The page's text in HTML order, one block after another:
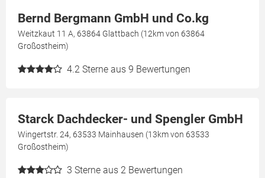
Bernd Bergmann GmbH und Co.kg
Weitzkaut 11 A, 63864 Glattbach (12km von 63864
Großostheim)
4.2 Sterne aus 9 Bewertungen
Starck Dachdecker- und Spengler GmbH
Wingertstr. 24, 63533 Mainhausen (13km von 63533
Großostheim)
3 Sterne aus 2 Bewertungen